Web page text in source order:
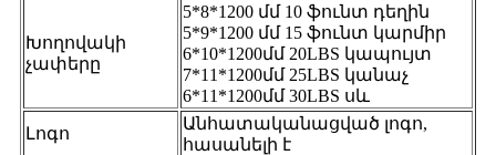
Խողովակի
չափերը
5*8*1200 մմ 10 ֆունտ դեղին
5*9*1200 մմ 15 ֆունտ կարմիր
6*10*1200մմ 20LBS կապույտ
7*11*1200մմ 25LBS կանաչ
6*11*1200մմ 30LBS սև
Լոգո
Անհատականացված լոգո,
հասանելի է